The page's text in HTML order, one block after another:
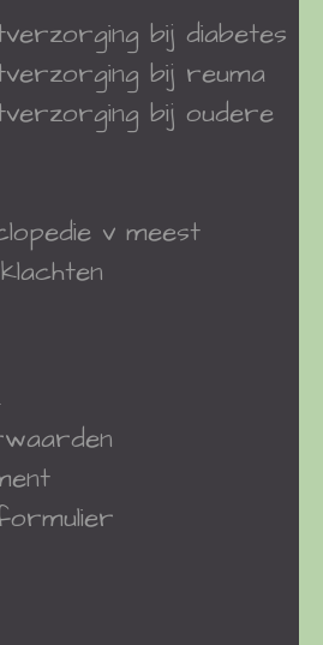
bij diabetes
bij reuma
bij oudere
v meest